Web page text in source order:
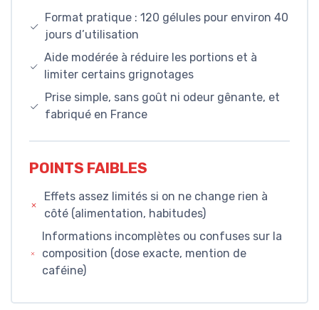
Format pratique : 120 gélules pour environ 40
jours d’utilisation
Aide modérée à réduire les portions et à
limiter certains grignotages
Prise simple, sans goût ni odeur gênante, et
fabriqué en France
POINTS FAIBLES
Effets assez limités si on ne change rien à
côté (alimentation, habitudes)
Informations incomplètes ou confuses sur la
composition (dose exacte, mention de
caféine)